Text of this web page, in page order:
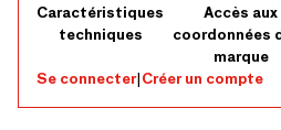
Caractéristiques
techniques
Accès aux
coordonnées
marque
Se connecter|Créer un compte